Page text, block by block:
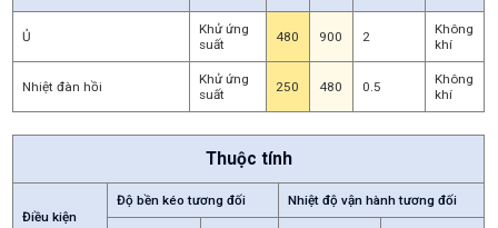
Ủ
Khử ứng
suất
480 900 2
Không
khí
Nhiệt đàn hồi
Khử ứng
suất
250 480 0.5
Không
khí
Thuộc tính
Điều kiện
Độ bền kéo tương đối Nhiệt độ vận hành tương đối